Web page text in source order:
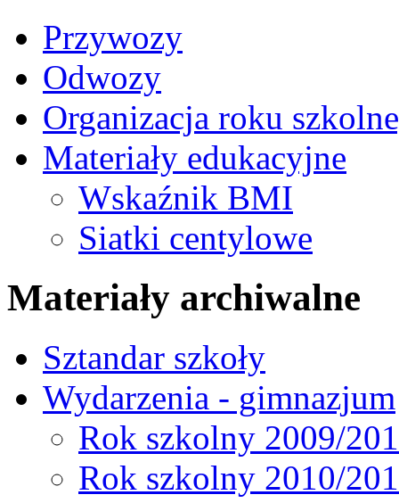
Przywozy
Odwozy
Organizacja roku
Materiały edukacyjne
Wskaźnik BMI
Siatki centylowe
Materiały archiwalne
Sztandar szkoły
Wydarzenia - gimnazjum
Rok szkolny 2009/
Rok szkolny 2010/